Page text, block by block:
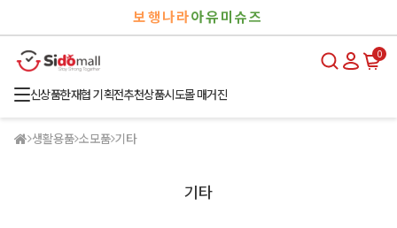
보행나라아유미슈즈
0
신상품한재협 기획전추천상품시도몰 매거진
생활용품 소모품 기타
기타